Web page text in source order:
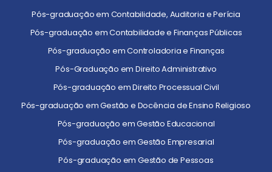
Pós-graduação em Contabilidade, Auditoria e Perícia
Pós-graduação em Contabilidade e Finanças Públicas
Pós-graduação em Controladoria e Finanças
Pós-Graduação em Direito Administrativo
Pós-graduação em Direito Processual Civil
Pós-graduação em Gestão e Docência de Ensino Religioso
Pós-graduação em Gestão Educacional
Pós-graduação em Gestão Empresarial
Pós-graduação em Gestão de Pessoas